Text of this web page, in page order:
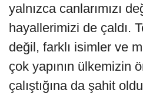
yalnızca canlarımızı
hayallerimizi de çaldı.
değil, farklı isimler ve
çok yapının ülkemizin
çalıştığına da şahit